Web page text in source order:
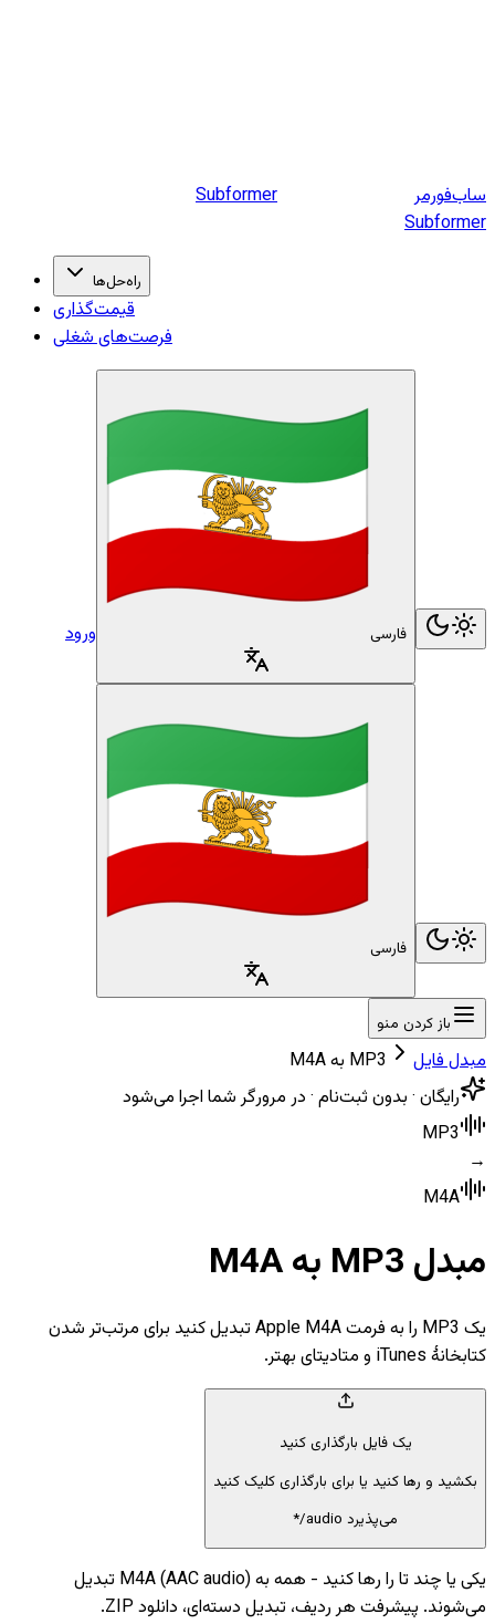
ساب‌فورمر Subformer
Subformer
راه‌حل‌ها
قیمت‌گذاری
فرصت‌های شغلی
فارسی ورود
فارسی
باز کردن منو
مبدل فایل
MP3 به M4A
رایگان · بدون ثبت‌نام · در مرورگر شما اجرا می‌شود
MP3
→
M4A
مبدل MP3 به M4A
یک MP3 را به فرمت Apple M4A تبدیل کنید برای مرتب‌تر شدن
کتابخانهٔ iTunes و متادیتای بهتر.
یک فایل بارگذاری کنید
بکشید و رها کنید یا برای بارگذاری کلیک کنید
می‌پذیرد audio/*
یکی یا چند تا را رها کنید - همه به M4A (AAC audio) تبدیل
می‌شوند. پیشرفت هر ردیف، تبدیل دسته‌ای، دانلود ZIP.